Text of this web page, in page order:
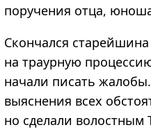
поручения отца,
Скончался
на траурную
начали писать
выяснения всех
но сделали волостным